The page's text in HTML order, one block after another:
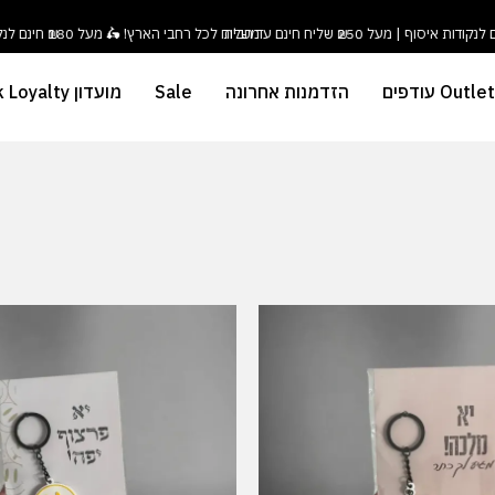
משלוח לכל רחבי הארץ! 🛵 מעל ₪180 חינם לנקודות איסוף | מעל ₪250 שליח חינם עד הבית
Outlet עודפים הזדמנות אחרונה Sale מועדון Duck Loyalty